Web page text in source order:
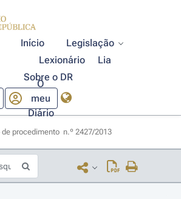
Início
Legislação
Lexionário
Lia
Sobre o DR
O
meu
Diário
procedimento  n.º 2427/2013